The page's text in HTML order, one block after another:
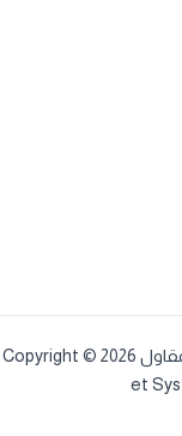
Copyright © 2026 جائزة الجامعة للطالب المقاول - Centre des Réseaux
et